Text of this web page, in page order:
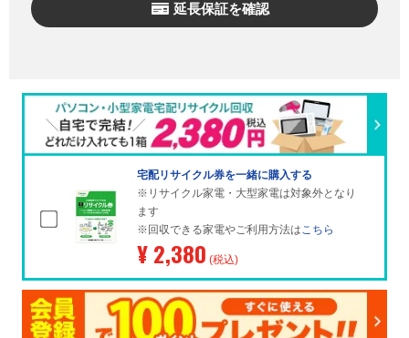
延長保証を確認
宅配リサイクル券を一緒に購入する
※リサイクル家電・大型家電は対象外となり
ます
※回収できる家電やご利用方法はこちら
¥ 2,380 (税込)